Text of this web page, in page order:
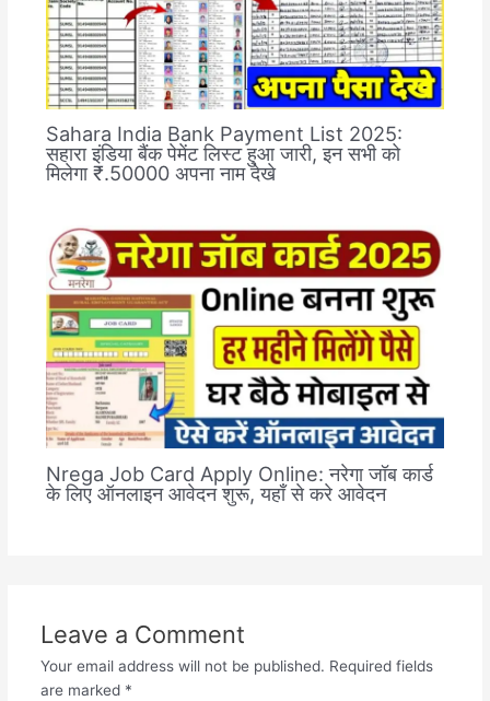
Sahara India Bank Payment List 2025:
सहारा इंडिया बैंक पेमेंट लिस्ट हुआ जारी, इन सभी को
मिलेगा ₹.50000 अपना नाम देखे
Nrega Job Card Apply Online: नरेगा जॉब कार्ड
के लिए ऑनलाइन आवेदन शुरू, यहाँ से करे आवेदन
Leave a Comment
Your email address will not be published. Required fields
are marked *